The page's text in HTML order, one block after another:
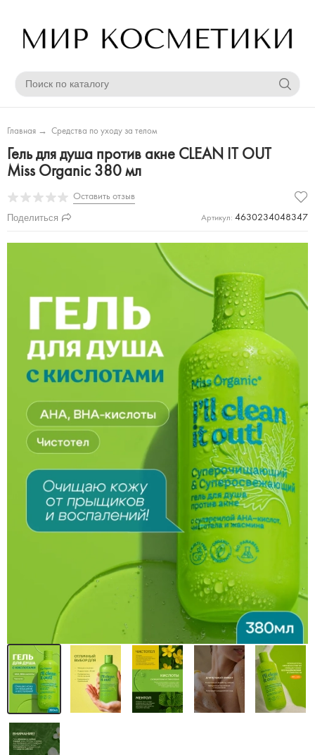
Главная → Средства по уходу за телом
Гель для душа против акне CLEAN IT OUT
Miss Organic 380 мл
Оставить отзыв
Поделиться Артикул: 4630234048347